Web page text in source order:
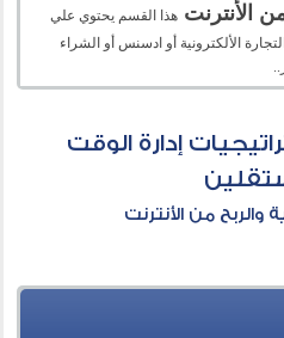
من الأنترنت هذا القسم يحتوي علي
الألكترونية أو ادسنس أو الشراء
إدارة الوقت
والربح من الأنترنت